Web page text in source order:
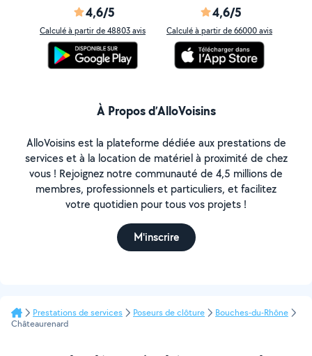
4,6/5
Calculé à partir de 48803 avis
4,6/5
Calculé à partir de 66000 avis
À Propos d’AlloVoisins
AlloVoisins est la plateforme dédiée aux prestations de
services et à la location de matériel à proximité de chez
vous ! Rejoignez notre communauté de 4,5 millions de
membres, professionnels et particuliers, et facilitez
votre quotidien pour tous vos projets !
M'inscrire
Prestations de services Poseurs de clôture
Bouches-du-Rhône
Châteaurenard